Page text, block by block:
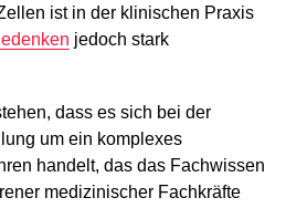
ist in der klinischen Praxis
jedoch stark
dass es sich bei der
um ein komplexes
handelt, das das Fachwissen
medizinischer Fachkräfte